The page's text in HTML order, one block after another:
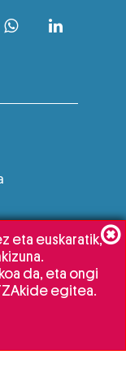
eta euskaratik,
da, eta ongi
egitea.